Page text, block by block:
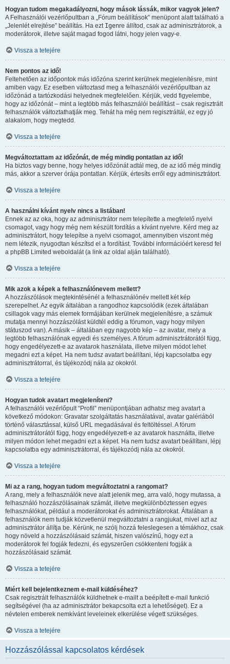
Hogyan tudom megakadályozni, hogy mások lássák, mikor vagyok jelen?
A Felhasználói vezérlőpultban a „Fórum beállítások” menüpont alatt található a
„Jelenlét elrejtése” beállítás. Ha ezt Igenre állítod, csak az adminisztrátorok, a
moderátorok, illetve saját magad fogod látni, hogy jelen vagy-e.
Vissza a tetejére
Nem pontos az idő!
Feltehetően az időpontok más időzóna szerint kerülnek megjelenítésre, mint
amiben vagy. Ez esetben változtasd meg a felhasználói vezérlőpultban az
időzónád a tartózkodási helyednek megfelelően. Kérjük, vedd figyelembe,
hogy az időzónát – mint a legtöbb más felhasználói beállítást – csak regisztrált
felhasználók változtathatják meg. Tehát ha még nem regisztráltál, ez egy jó
alakalom, hogy megtedd.
Vissza a tetejére
Megváltoztattam az időzónát, de még mindig pontatlan az idő!
Ha biztos vagy benne, hogy helyes időzónát adtál meg, de az idő még mindig
más, akkor a szerver órája pontatlan. Kérjük, értesíts erről egy adminisztrátort.
Vissza a tetejére
A használni kívánt nyelv nincs a listában!
Ennek az az oka, hogy az adminisztrátor nem telepítette a megfelelő nyelvi
csomagot, vagy hogy még nem készült fordítás a kívánt nyelvre. Kérd meg az
adminisztrátort, hogy telepítse a nyelvi csomagot, amennyiben viszont még
nem létezik, nyugodtan készítsd el a fordítást. További információért keresd fel
a phpBB Limited weboldalát (a link az oldal alján található).
Vissza a tetejére
Mik azok a képek a felhasználónevem mellett?
A hozzászólások megtekintésénél a felhasználónév mellett két kép
szerepelhet. Az egyik általában a rangodhoz kapcsolódik (ezek általában
csillagok vagy más elemek formájában kerülnek megjelenítésre, a számuk
mutatja mennyi hozzászólást küldtél eddig a fórumon, vagy hogy milyen
státuszod van). A másik – általában egy nagyobb kép – az avatar, mely a
legtöbb felhasználónak egyedi és személyes. A fórum adminisztrátorától függ,
hogy engedélyezett-e az avatarok használata, illetve milyen módot lehet
megadni ezt a képet. Ha nem tudsz avatart beállítani, lépj kapcsolatba egy
adminisztrátorral, és tájékozódj nála az okokról.
Vissza a tetejére
Hogyan tudok avatart megjeleníteni?
A felhasználói vezérlőpult “Profil” menüpontjában adhatsz meg avatart a
következő módokon: Gravatar szolgáltatás használatával, avatar galériából
történő választással, külső URL megadásával és feltöltéssel. A fórum
adminisztrátorától függ, hogy engedélyezett-e az avatarok használta, illetve
milyen módon lehet megadni ezt a képet. Ha nem tudsz avatart beállítani, lépj
kapcsolatba egy adminisztrátorral, és tájékozódj nála az okokról.
Vissza a tetejére
Mi az a rang, hogyan tudom megváltoztatni a rangomat?
A rang, mely a felhasználók neve alatt jelenik meg, arra való, hogy mutassa, a
felhasználó hozzászólásainak számát, illetve megkülönböztessen egyes
felhasználókat, például a moderátorokat és adminisztrátorokat. Általában a
felhasználók nem tudják közvetlenül megváltoztatni a rangjukat, mivel azt az
adminisztrátor állítja be. Kérünk, ne szólj hozzá feleslegesen a témákhoz, csak
hogy növeld a hozzászólásaid számát, hiszen valószínű, hogy ezt a
moderátorok fel fogják fedezni, és egyszerűen csökkenteni fogják a
hozzászólásaid számát.
Vissza a tetejére
Miért kell bejelentkeznem e-mail küldéséhez?
Csak regisztrált felhasználók küldhetnek e-mailt a beépített e-mail funkció
segítségével (ha az adminisztrátor bekapcsolta ezt a lehetőséget). Ez a
névtelen emberek nemkívánt leveleinek elkerülése végett szükséges.
Vissza a tetejére
Hozzászólással kapcsolatos kérdések